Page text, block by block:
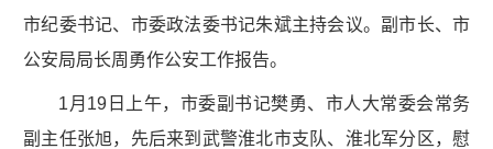
市纪委书记、市委政法委书记朱斌主持会议。副市长、市
公安局局长周勇作公安工作报告。
1月19日上午，市委副书记樊勇、市人大常委会常务
副主任张旭，先后来到武警淮北市支队、淮北军分区，慰